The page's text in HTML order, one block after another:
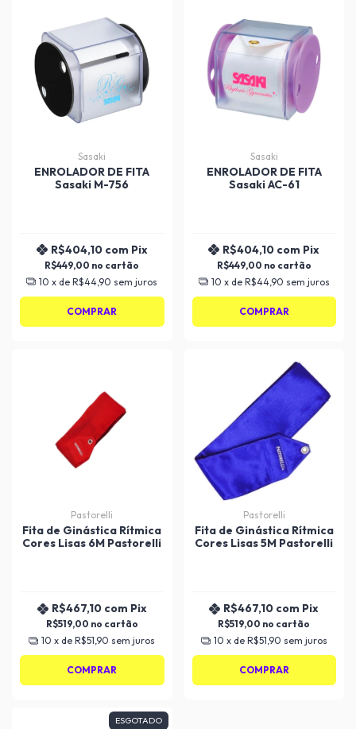
Sasaki
ENROLADOR DE FITA
Sasaki M-756
R$449,00
R$404,10 com Pix
10 x deR$44,90 sem juros
COMPRAR
Sasaki
ENROLADOR DE FITA
Sasaki AC-61
R$449,00
R$404,10 com Pix
10 x de R$44,90 sem juros
COMPRAR
Pastorelli
Fita de Ginástica Rítmica
Cores Lisas 6M Pastorelli
R$519,00
R$467,10 com Pix
10 x deR$51,90 sem juros
COMPRAR
Pastorelli
Fita de Ginástica Rítmica
Cores Lisas 5M Pastorelli
R$519,00
R$467,10 com Pix
10 x de R$51,90 sem juros
COMPRAR
ESGOTADO